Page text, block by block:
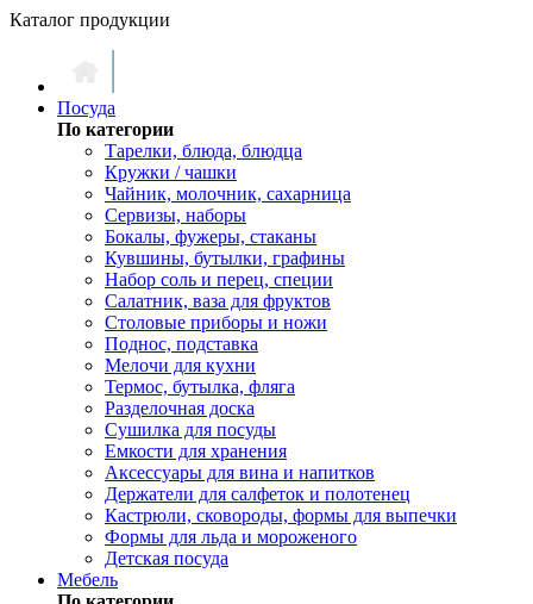
Каталог продукции
Посуда
По категории
Тарелки, блюда, блюдца
Кружки / чашки
Чайник, молочник, сахарница
Сервизы, наборы
Бокалы, фужеры, стаканы
Кувшины, бутылки, графины
Набор соль и перец, специи
Салатник, ваза для фруктов
Столовые приборы и ножи
Поднос, подставка
Мелочи для кухни
Термос, бутылка, фляга
Разделочная доска
Сушилка для посуды
Емкости для хранения
Аксессуары для вина и напитков
Держатели для салфеток и полотенец
Кастрюли, сковороды, формы для выпечки
Формы для льда и мороженого
Детская посуда
Мебель